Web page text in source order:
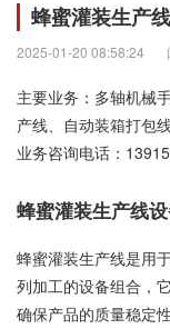
蜂蜜灌装生产
2025-01-20 08:58:24
主要业务：多轴机械
产线、自动装箱打包线
业务咨询电话：
蜂蜜灌装生产线
蜂蜜灌装生产线是用
列加工的设备组合，
确保产品的质量稳定